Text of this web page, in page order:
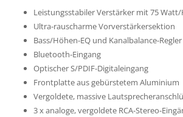
Leistungsstabiler Verstärker mit 75 Watt/
Ultra-rauscharme Vorverstärkersektion
Bass/Höhen-EQ und Kanalbalance-Regler
Bluetooth-Eingang
Optischer S/PDIF-Digitaleingang
Frontplatte aus gebürstetem Aluminium
Vergoldete, massive
3 x analoge, vergoldete RCA-Stereo-